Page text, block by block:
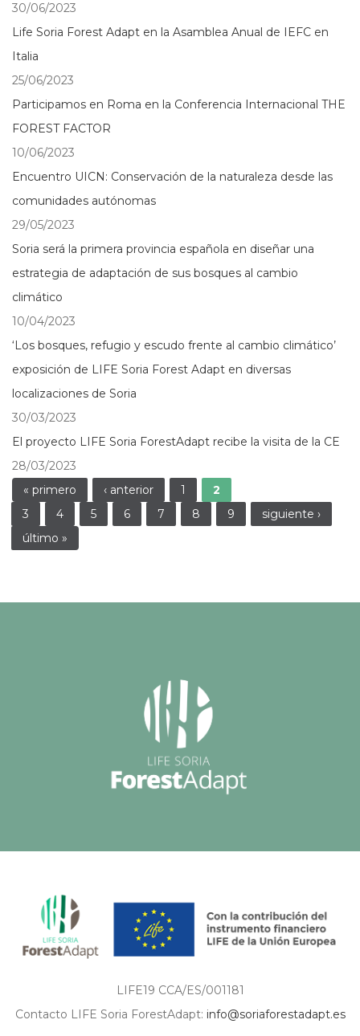
30/06/2023
Life Soria Forest Adapt en la Asamblea Anual de IEFC en
Italia
25/06/2023
Participamos en Roma en la Conferencia Internacional THE
FOREST FACTOR
10/06/2023
Encuentro UICN: Conservación de la naturaleza desde las
comunidades autónomas
29/05/2023
Soria será la primera provincia española en diseñar una
estrategia de adaptación de sus bosques al cambio
climático
10/04/2023
‘Los bosques, refugio y escudo frente al cambio climático’
exposición de LIFE Soria Forest Adapt en diversas
localizaciones de Soria
30/03/2023
El proyecto LIFE Soria ForestAdapt recibe la visita de la CE
28/03/2023
Páginas
« primero ‹ anterior 1
2
3
4 5 6 7 8 9
siguiente ›
último »
LIFE19 CCA/ES/001181
Contacto LIFE Soria ForestAdapt: info@soriaforestadapt.es